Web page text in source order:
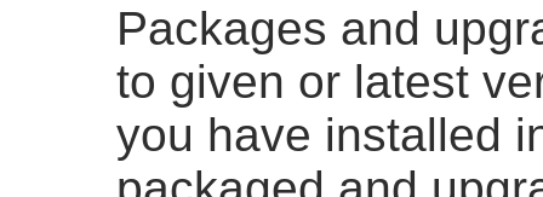
Packages and
to given or latest
you have installed